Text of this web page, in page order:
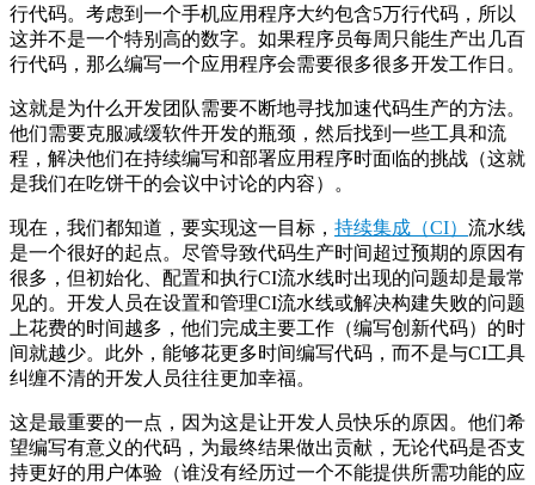
行代码。考虑到一个手机应用程序大约包含5万行代码，所以
这并不是一个特别高的数字。如果程序员每周只能生产出几百
行代码，那么编写一个应用程序会需要很多很多开发工作日。
这就是为什么开发团队需要不断地寻找加速代码生产的方法。
他们需要克服减缓软件开发的瓶颈，然后找到一些工具和流
程，解决他们在持续编写和部署应用程序时面临的挑战（这就
是我们在吃饼干的会议中讨论的内容）。
现在，我们都知道，要实现这一目标， 持续集成（CI） 流水线
是一个很好的起点。尽管导致代码生产时间超过预期的原因有
很多，但初始化、配置和执行CI流水线时出现的问题却是最常
见的。开发人员在设置和管理CI流水线或解决构建失败的问题
上花费的时间越多，他们完成主要工作（编写创新代码）的时
间就越少。此外，能够花更多时间编写代码，而不是与CI工具
纠缠不清的开发人员往往更加幸福。
这是最重要的一点，因为这是让开发人员快乐的原因。他们希
望编写有意义的代码，为最终结果做出贡献，无论代码是否支
持更好的用户体验（谁没有经历过一个不能提供所需功能的应